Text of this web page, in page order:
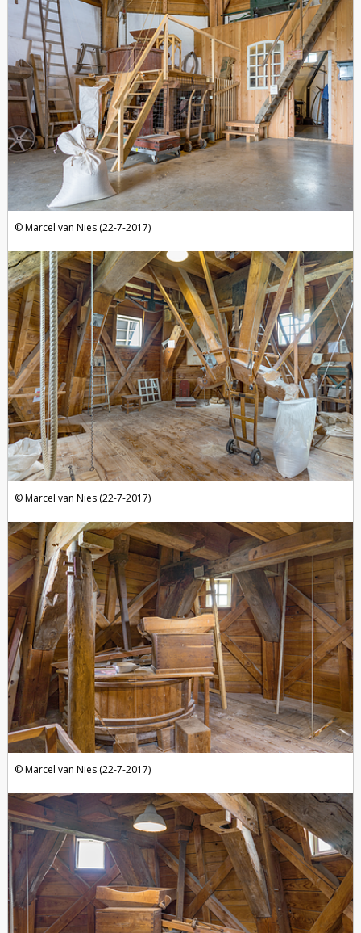
Marcel van Nies (22-7-2017)
Marcel van Nies (22-7-2017)
Marcel van Nies (22-7-2017)